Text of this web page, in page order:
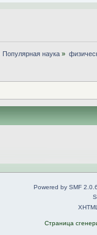
Популярная наука »
Powered by SMF
Страница